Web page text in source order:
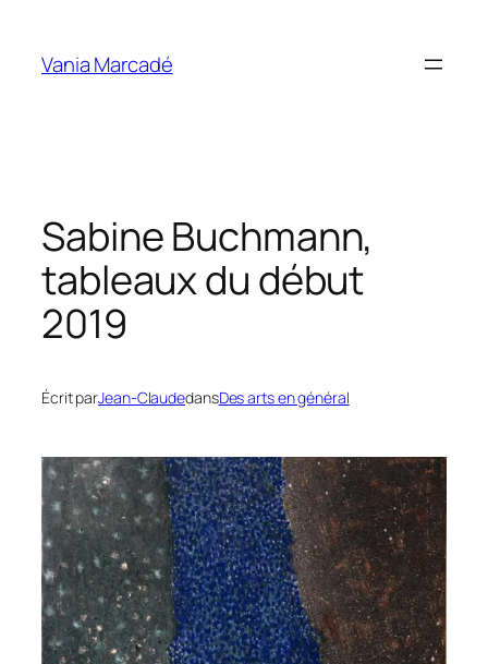
contenu
Vania Marcadé
Sabine Buchmann,
tableaux du début
2019
Écrit parJean-ClaudedansDes arts en général